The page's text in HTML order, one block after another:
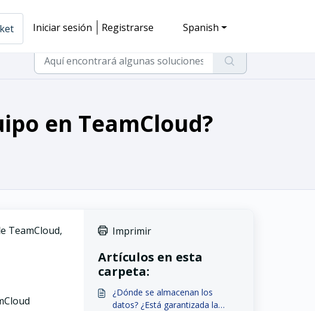
Iniciar sesión Registrarse Spanish
en TeamCloud?
TeamCloud,
Imprimir
Artículos en esta
carpeta:
¿Dónde se almacenan los
datos? ¿Está garantizada la